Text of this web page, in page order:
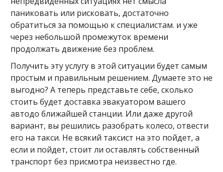
паниковать или рисковать, достаточно
обратиться за помощью к специалистам. и уже
через небольшой промежуток времени
продолжать движение без проблем.
Получить эту услугу в этой ситуации будет самым
простым и правильным решением. Думаете это не
выгодно? А теперь представьте себе, сколько
стоить будет доставка эвакуатором вашего
автодо ближайшей станции. Или даже другой
вариант, вы решились разобрать колесо, отвести
его на такси. Не всякий таксист на это пойдет, а
если и пойдет, стоит ли оставлять собственный
транспорт без присмотра неизвестно где.